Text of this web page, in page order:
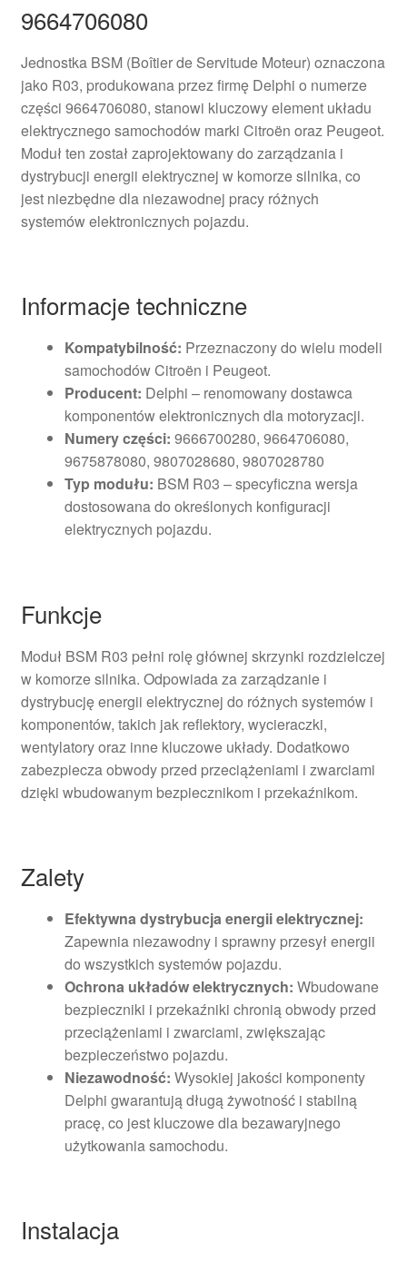
9664706080
Jednostka BSM (Boîtier de Servitude Moteur) oznaczona
jako R03, produkowana przez firmę Delphi o numerze
części 9664706080, stanowi kluczowy element układu
elektrycznego samochodów marki Citroën oraz Peugeot.
Moduł ten został zaprojektowany do zarządzania i
dystrybucji energii elektrycznej w komorze silnika, co
jest niezbędne dla niezawodnej pracy różnych
systemów elektronicznych pojazdu.
Informacje techniczne
Kompatybilność: Przeznaczony do wielu modeli
samochodów Citroën i Peugeot.
Producent: Delphi – renomowany dostawca
komponentów elektronicznych dla motoryzacji.
Numery części: 9666700280, 9664706080,
9675878080, 9807028680, 9807028780
Typ modułu: BSM R03 – specyficzna wersja
dostosowana do określonych konfiguracji
elektrycznych pojazdu.
Funkcje
Moduł BSM R03 pełni rolę głównej skrzynki rozdzielczej
w komorze silnika. Odpowiada za zarządzanie i
dystrybucję energii elektrycznej do różnych systemów i
komponentów, takich jak reflektory, wycieraczki,
wentylatory oraz inne kluczowe układy. Dodatkowo
zabezpiecza obwody przed przeciążeniami i zwarciami
dzięki wbudowanym bezpiecznikom i przekaźnikom.
Zalety
Efektywna dystrybucja energii elektrycznej:
Zapewnia niezawodny i sprawny przesył energii
do wszystkich systemów pojazdu.
Ochrona układów elektrycznych: Wbudowane
bezpieczniki i przekaźniki chronią obwody przed
przeciążeniami i zwarciami, zwiększając
bezpieczeństwo pojazdu.
Niezawodność: Wysokiej jakości komponenty
Delphi gwarantują długą żywotność i stabilną
pracę, co jest kluczowe dla bezawaryjnego
użytkowania samochodu.
Instalacja